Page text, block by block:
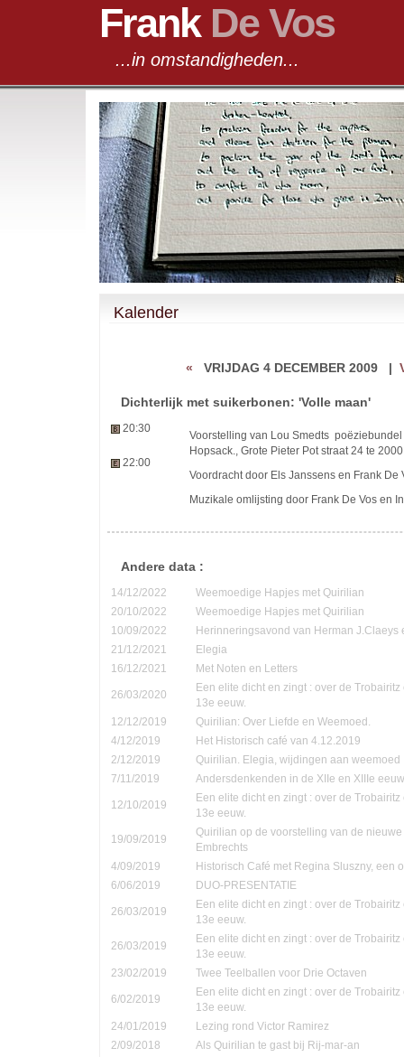
Frank De Vos
...in omstandigheden...
Kalender
« VRIJDAG 4 DECEMBER 2009|
Dichterlijk met suikerbonen: 'Volle maan'
20:30
22:00
Voorstelling van Lou Smedts poëziebundel
Hopsack., Grote Pieter Pot straat 24 te
Voordracht door Els Janssens en Frank De
Muzikale omlijsting door Frank De Vos en
Andere data :
14/12/2022
Weemoedige Hapjes met Quirilian
20/10/2022
Weemoedige Hapjes met Quirilian
10/09/2022
Herinneringsavond van Herman J.Claeys
21/12/2021
Elegia
16/12/2021
Met Noten en Letters
26/03/2020
Een elite dicht en zingt : over de
13e eeuw.
12/12/2019
Quirilian: Over Liefde en Weemoed.
4/12/2019
Het Historisch café van 4.12.2019
2/12/2019
Quirilian. Elegia, wijdingen aan weemoed
7/11/2019
Andersdenkenden in de XIIe en XIIIe
12/10/2019
Een elite dicht en zingt : over de
13e eeuw.
19/09/2019
Quirilian op de voorstelling van de
Embrechts
4/09/2019
Historisch Café met Regina Sluszny, een
6/06/2019
DUO-PRESENTATIE
26/03/2019
Een elite dicht en zingt : over de
13e eeuw.
26/03/2019
Een elite dicht en zingt : over de
13e eeuw.
23/02/2019
Twee Teelballen voor Drie Octaven
6/02/2019
Een elite dicht en zingt : over de
13e eeuw.
24/01/2019
Lezing rond Victor Ramirez
2/09/2018
Als Quirilian te gast bij Rij-mar-an